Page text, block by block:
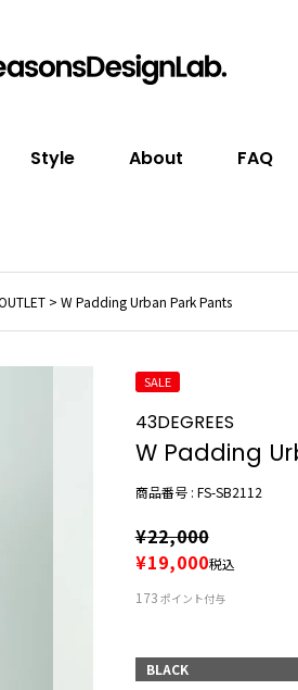
Style About FAQ
W Padding Urban Park Pants
SALE
43DEGREES
W Padding
商品番号 FS-SB2112
¥22,000
¥19,000税込
173 ポイント付与
BLACK